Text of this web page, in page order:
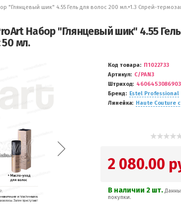
"Глянцевый шик" 4.55 Гель для волос 200 мл.+1.3 Спрей-
Набор "Глянцевый шик" 4.55
мл.
Код товара
П1022733
Артикул
C/PAN3
Штриход
4606453086903
Бренд
Estel Professional
Линейка
Haute Couture
2 080.00
В наличии 2 шт.
покупки.